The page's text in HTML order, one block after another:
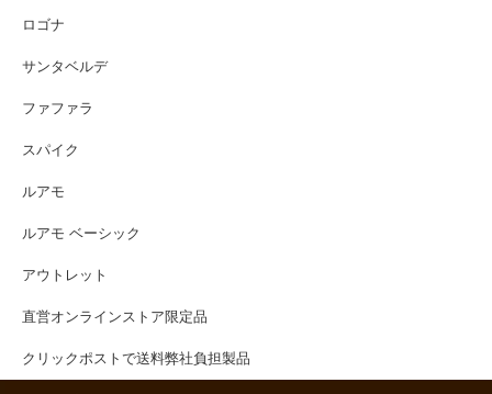
ロゴナ
サンタベルデ
ファファラ
スパイク
ルアモ
ルアモ ベーシック
アウトレット
直営オンラインストア限定品
クリックポストで送料弊社負担製品